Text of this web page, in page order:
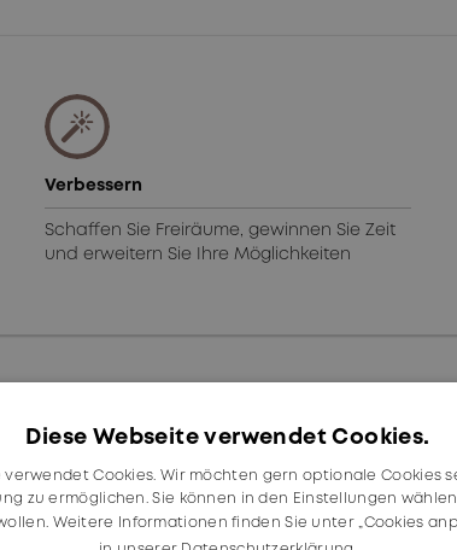
Verbessern
Schaffen Sie Freiräume, gewinnen Sie Zeit
und erweitern Sie Ihre Möglichkeiten
Diese Webseite verwendet Cookies.
verwendet Cookies. Wir möchten gern optionale Cookies
zu ermöglichen. Sie können in den Einstellungen
Weitere Informationen finden Sie unter „Cookies